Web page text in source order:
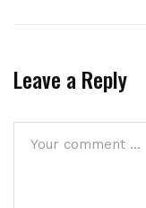
Leave a Reply